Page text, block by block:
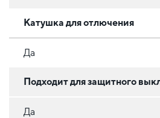
Катушка для отлючения
Да
Подходит для защитного
Да